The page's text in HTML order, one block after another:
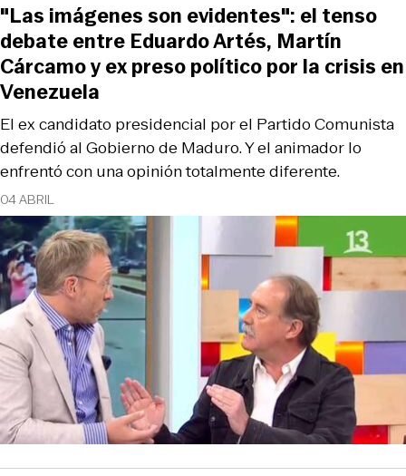
04 ABRIL
El ex candidato presidencial por el Partido Comunista
defendió al Gobierno de Maduro. Y el animador lo
enfrentó con una opinión totalmente diferente.
"Las imágenes son evidentes": el tenso
debate entre Eduardo Artés, Martín
Cárcamo y ex preso político por la crisis en
Venezuela